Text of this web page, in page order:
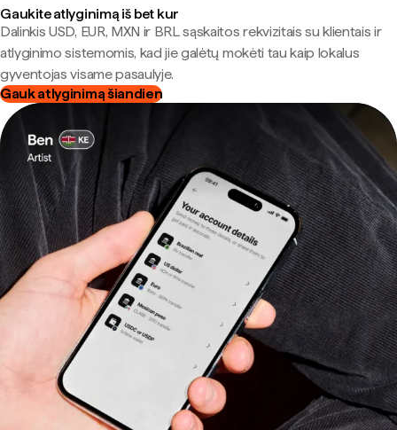
Gaukite atlyginimą iš bet kur
Dalinkis USD, EUR, MXN ir BRL sąskaitos rekvizitais su klientais ir
atlyginimo sistemomis, kad jie galėtų mokėti tau kaip lokalus
gyventojas visame pasaulyje.
Gauk atlyginimą šiandien